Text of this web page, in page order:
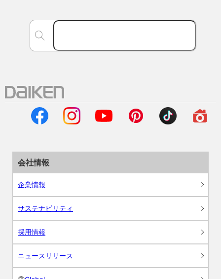
会社情報
企業情報
サステナビリティ
採用情報
ニュースリリース